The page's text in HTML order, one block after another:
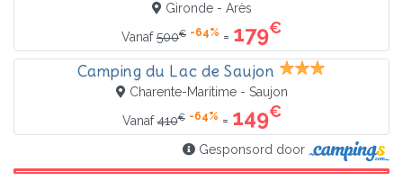
Gironde - Arès
Vanaf500€ -64% = 179€
Camping du Lac de Saujon
Charente-Maritime - Saujon
Vanaf410€ -64% = 149€
Gesponsord door